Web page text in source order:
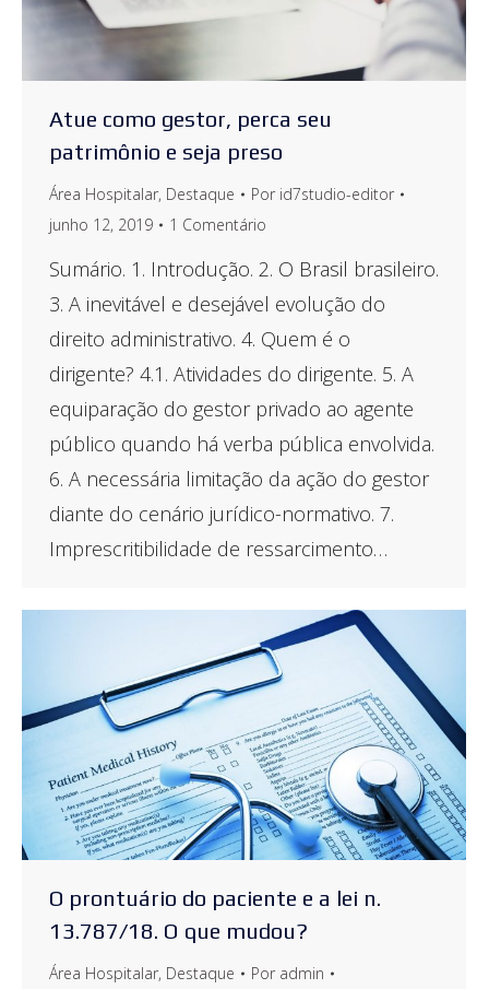
Atue como gestor, perca seu
patrimônio e seja preso
Área Hospitalar, Destaque Por id7studio-editor
junho 12, 2019
1 Comentário
Sumário. 1. Introdução. 2. O Brasil brasileiro.
3. A inevitável e desejável evolução do
direito administrativo. 4. Quem é o
dirigente? 4.1. Atividades do dirigente. 5. A
equiparação do gestor privado ao agente
público quando há verba pública envolvida.
6. A necessária limitação da ação do gestor
diante do cenário jurídico-normativo. 7.
Imprescritibilidade de ressarcimento…
O prontuário do paciente e a lei n.
13.787/18. O que mudou?
Área Hospitalar, Destaque Por admin